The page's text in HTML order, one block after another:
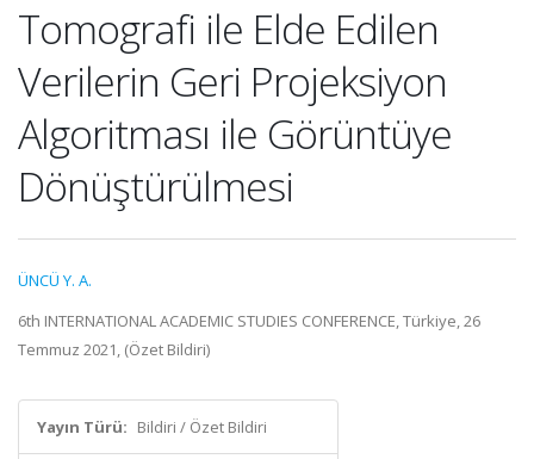
Tomografi ile Elde Edilen
Verilerin Geri Projeksiyon
Algoritması ile Görüntüye
Dönüştürülmesi
ÜNCÜ Y. A.
6th INTERNATIONAL ACADEMIC STUDIES CONFERENCE, Türkiye, 26
Temmuz 2021, (Özet Bildiri)
Yayın Türü: Bildiri / Özet Bildiri